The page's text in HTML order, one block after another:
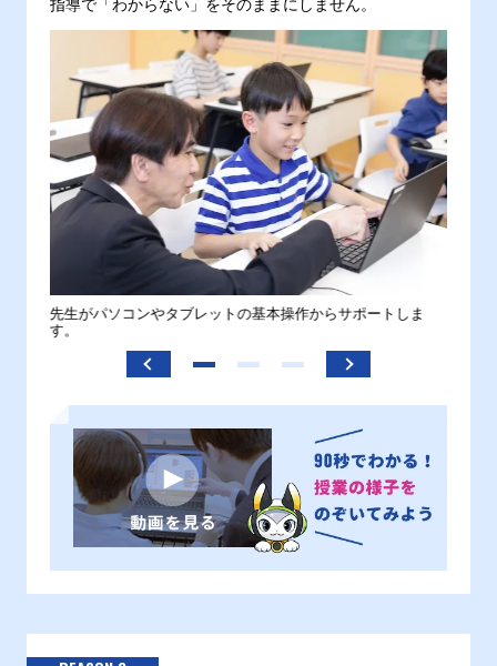
指導で「わからない」をそのままにしません。
先生がパソコンやタブレットの基本操作からサポートしま
す。